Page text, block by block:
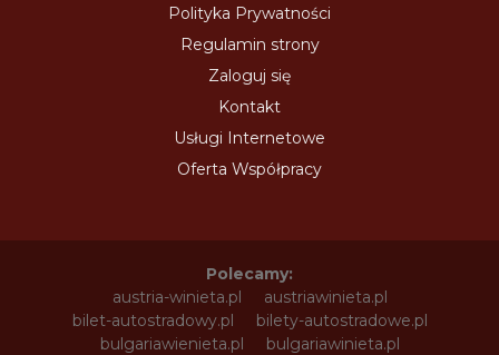
Polityka Prywatności
Regulamin strony
Zaloguj się
Kontakt
Usługi Internetowe
Oferta Współpracy
Polecamy:
austria-winieta.pl
austriawinieta.pl
bilet-autostradowy.pl
bilety-autostradowe.pl
bulgariawienieta.pl
bulgariawinieta.pl